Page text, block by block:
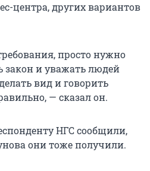
центра, других вариантов
просто нужно
закон и уважать людей
вид и говорить
— сказал он.
НГС сообщили,
они тоже получили.